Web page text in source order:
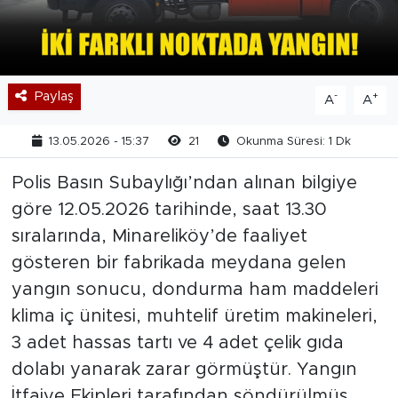
Paylaş A- A+
13.05.2026 - 15:37 21 Okunma Süresi: 1 Dk
Polis Basın Subaylığı’ndan alınan bilgiye
göre 12.05.2026 tarihinde, saat 13.30
sıralarında, Minareliköy’de faaliyet
gösteren bir fabrikada meydana gelen
yangın sonucu, dondurma ham maddeleri
klima iç ünitesi, muhtelif üretim makineleri,
3 adet hassas tartı ve 4 adet çelik gıda
dolabı yanarak zarar görmüştür. Yangın